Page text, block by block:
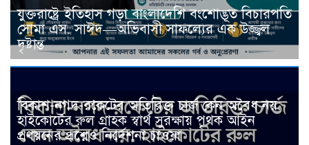
যুক্তরাষ্ট্রে ইতিহাস গড়া বাংলাদেশি বংশোদ্ভূত বিচারপতি
সোমা এস. সাঈদ—অভিবাসী সাফল্যের এক উজ্জ্বল
দৃষ্টান্ত
বিকাশ-নগদ-রকেটের অতিরিক্ত চার্জ কেন অবৈধ নয়:
হাইকোর্টের রুল গ্রাহক স্বার্থ সুরক্ষায় পৃথক আইন
প্রণয়নের প্রশ্নেও নির্দেশনা চাওয়া